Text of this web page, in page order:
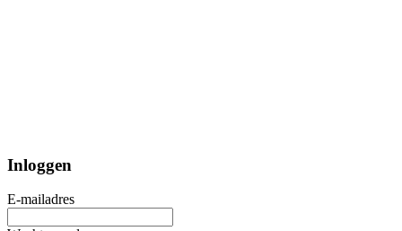
Inloggen
E-mailadres